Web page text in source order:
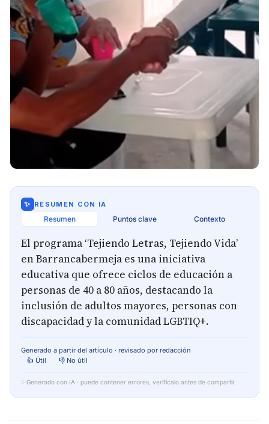
✨ RESUMEN CON IA
Resumen Puntos clave Contexto
El programa ‘Tejiendo Letras, Tejiendo Vida’
en Barrancabermeja es una iniciativa
educativa que ofrece ciclos de educación a
personas de 40 a 80 años, destacando la
inclusión de adultos mayores, personas con
discapacidad y la comunidad LGBTIQ+.
Generado a partir del artículo · revisado por redacción
👍 Útil
👎 No útil
✨ Generado con IA · puede contener errores, verifícalo antes de compartir.